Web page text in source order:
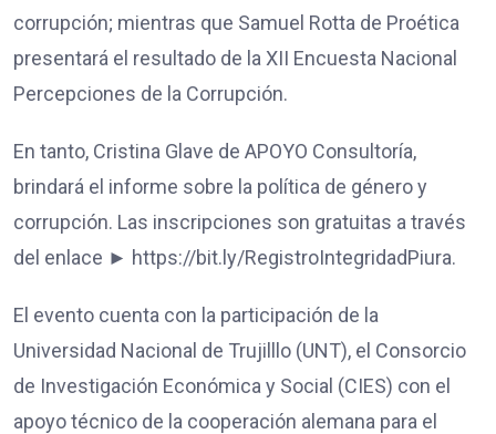
corrupción; mientras que Samuel Rotta de Proética
presentará el resultado de la XII Encuesta Nacional
Percepciones de la Corrupción.
En tanto, Cristina Glave de APOYO Consultoría,
brindará el informe sobre la política de género y
corrupción. Las inscripciones son gratuitas a través
del enlace ► https://bit.ly/RegistroIntegridadPiura.
El evento cuenta con la participación de la
Universidad Nacional de Trujilllo (UNT), el Consorcio
de Investigación Económica y Social (CIES) con el
apoyo técnico de la cooperación alemana para el